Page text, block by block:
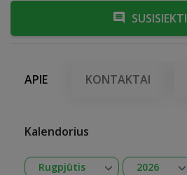
SUSISIEKTI
APIE KONTAKTAI
Kalendorius
Rugpjūtis
Atidaryti
2026
Atidaryti